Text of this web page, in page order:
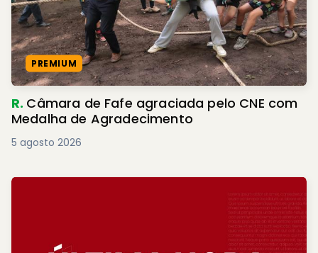
PREMIUM
R. Câmara de Fafe agraciada pelo CNE com
Medalha de Agradecimento
5 agosto 2026